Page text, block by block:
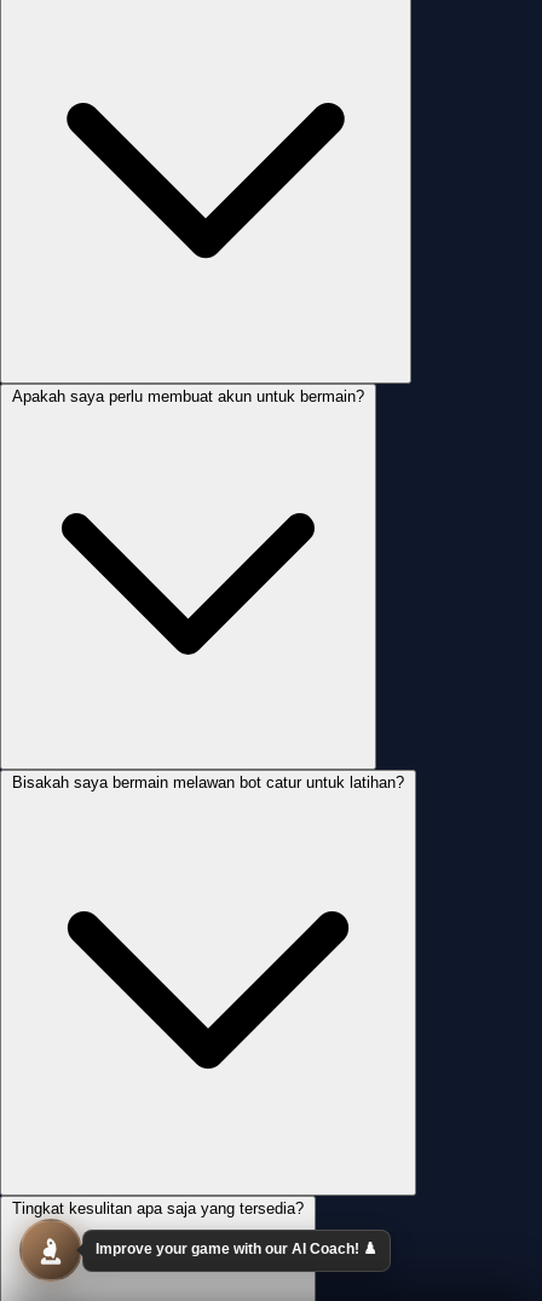
Apakah saya perlu membuat akun untuk bermain?
Bisakah saya bermain melawan bot catur untuk latihan?
Tingkat kesulitan apa saja yang tersedia?
Improve your game with our AI Coach! ♟️